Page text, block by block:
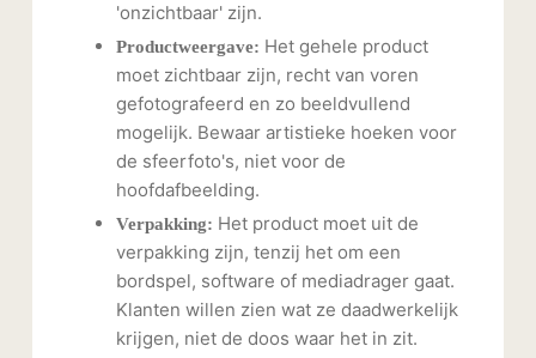
'onzichtbaar' zijn.
Productweergave: Het gehele product
moet zichtbaar zijn, recht van voren
gefotografeerd en zo beeldvullend
mogelijk. Bewaar artistieke hoeken voor
de sfeerfoto's, niet voor de
hoofdafbeelding.
Verpakking: Het product moet uit de
verpakking zijn, tenzij het om een
bordspel, software of mediadrager gaat.
Klanten willen zien wat ze daadwerkelijk
krijgen, niet de doos waar het in zit.